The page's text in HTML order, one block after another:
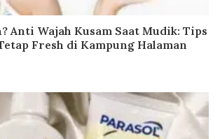
Anti Wajah Kusam Saat Mudik: Tips
Fresh di Kampung Halaman